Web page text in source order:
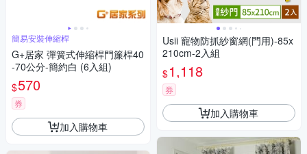
簡易安裝伸縮桿
G+居家 彈簧式伸縮桿門簾桿40
-70公分-簡約白 (6入組)
$570
券
加入購物車
Usii 寵物防抓紗窗網(門用)-85x
210cm-2入組
$1,118
券
加入購物車